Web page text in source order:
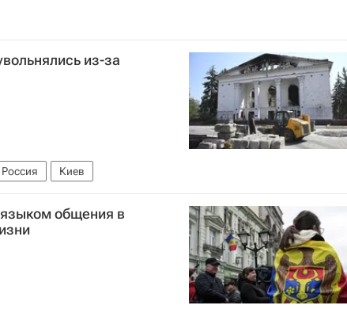
из-за
Россия Киев
общения в